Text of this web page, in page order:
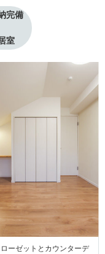
完備
室
ーゼットとカウンターデ